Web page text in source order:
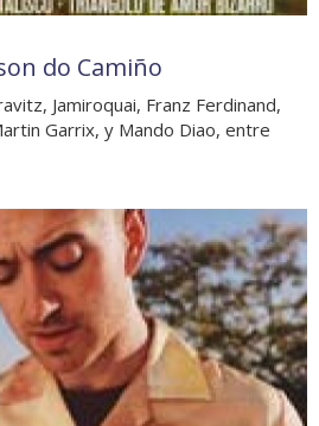
do Camiño
Jamiroquai, Franz Ferdinand,
Garrix, y Mando Diao, entre